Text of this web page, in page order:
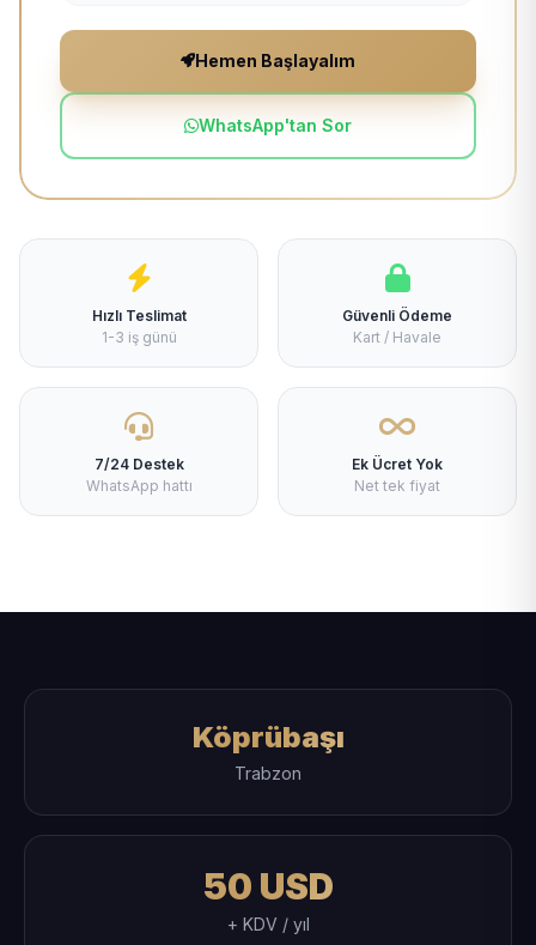
Hemen Başlayalım
WhatsApp'tan Sor
Hızlı Teslimat
1-3 iş günü
Güvenli Ödeme
Kart / Havale
7/24 Destek
WhatsApp hattı
Ek Ücret Yok
Net tek fiyat
Köprübaşı
Trabzon
50 USD
+ KDV / yıl